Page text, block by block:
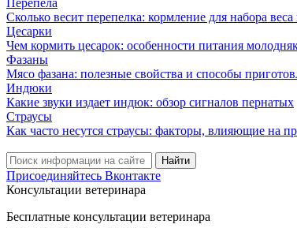
Перепела
Сколько весит перепелка: кормление для набора
Цесарки
Чем кормить цесарок: особенности питания
Фазаны
Мясо фазана: полезные свойства и способы
Индюки
Какие звуки издает индюк: обзор сигналов пернатых
Страусы
Как часто несутся страусы: факторы, влияющие на
Присоединяйтесь Вконтакте
Консультации ветеринара
Бесплатные консультации ветеринара